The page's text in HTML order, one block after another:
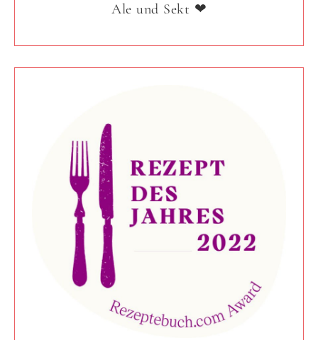
Ale und Sekt ❤